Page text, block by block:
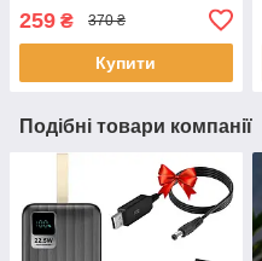
смартфону
259 ₴ 370 ₴
Купити
Подібні товари компанії